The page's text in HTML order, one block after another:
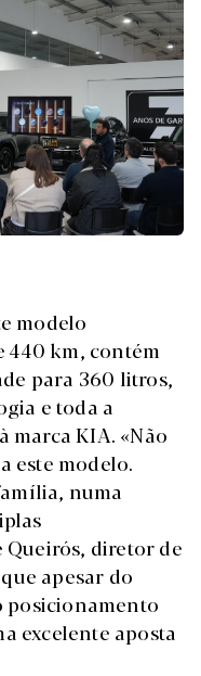
modelo
440 km, contém
para 360 litros,
e toda a
marca KIA. «Não
este modelo.
numa
Queirós, diretor de
apesar do
posicionamento
excelente aposta